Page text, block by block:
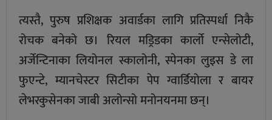
त्यस्तै, पुरुष प्रशिक्षक अवार्डका लागि प्रतिस्पर्धा निकै
रोचक बनेको छ। रियल मड्रिडका कार्लो एन्सेलोटी,
अर्जेन्टिनाका लियोनल स्कालोनी, स्पेनका लुइस डे ला
फुएन्टे, म्यानचेस्टर सिटीका पेप ग्वार्डियोला र बायर
लेभरकुसेनका जाबी अलोन्सो मनोनयनमा छन्।